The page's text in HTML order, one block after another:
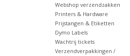
Webshop verzendzakken
Printers & Hardware
Prijstangen & Etiketten
Dymo Labels
Wachtrij tickets
Verzendverpakkingen /